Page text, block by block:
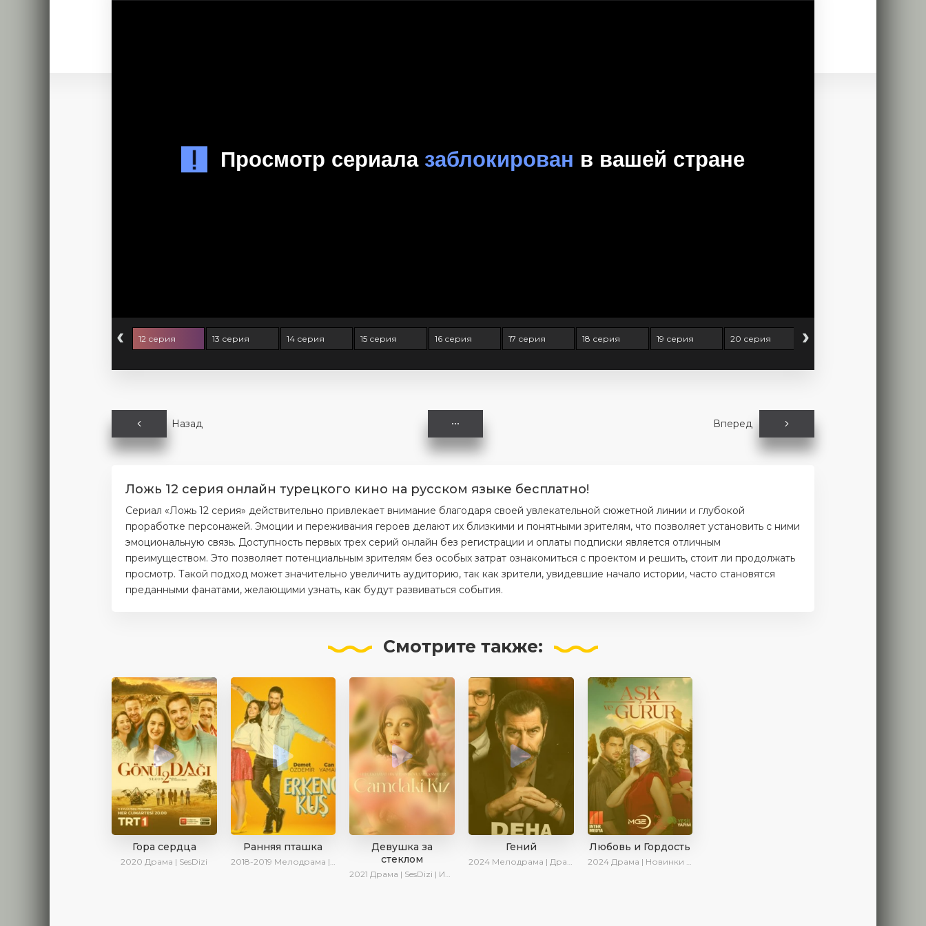
‹ 12 серия 13 серия 14 серия 15 серия 16 серия 17 серия 18 серия 19 серия 20 серия 21 серия
›
Назад Вперед
Ложь 12 серия онлайн турецкого кино на русском языке бесплатно!
Сериал «Ложь 12 серия» действительно привлекает внимание благодаря своей увлекательной сюжетной линии и глубокой
проработке персонажей. Эмоции и переживания героев делают их близкими и понятными зрителям, что позволяет установить с ними
эмоциональную связь. Доступность первых трех серий онлайн без регистрации и оплаты подписки является отличным
преимуществом. Это позволяет потенциальным зрителям без особых затрат ознакомиться с проектом и решить, стоит ли продолжать
просмотр. Такой подход может значительно увеличить аудиторию, так как зрители, увидевшие начало истории, часто становятся
преданными фанатами, желающими узнать, как будут развиваться события.
Смотрите также:
Гора сердца
2020 Драма | SesDizi
Ранняя пташка
2018-2019 Мелодрама | Драма | Комедия | SesDizi | Ирина Котова
Девушка за
стеклом
2021 Драма | SesDizi | Ирина Котова
Гений
2024 Мелодрама | Драма | Сериалы 2024
Любовь и Гордость
2024 Драма | Новинки | Сериалы 2024